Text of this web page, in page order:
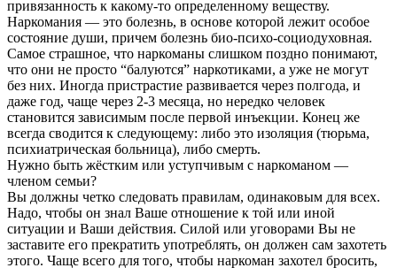
привязанность к какому-то определенному веществу.
Наркомания — это болезнь, в основе которой лежит особое
состояние души, причем болезнь био-психо-социодуховная.
Самое страшное, что наркоманы слишком поздно понимают,
что они не просто “балуются” наркотиками, а уже не могут
без них. Иногда пристрастие развивается через полгода, и
даже год, чаще через 2-3 месяца, но нередко человек
становится зависимым после первой инъекции. Конец же
всегда сводится к следующему: либо это изоляция (тюрьма,
психиатрическая больница), либо смерть.
Нужно быть жёстким или уступчивым с наркоманом —
членом семьи?
Вы должны четко следовать правилам, одинаковым для всех.
Надо, чтобы он знал Ваше отношение к той или иной
ситуации и Ваши действия. Силой или уговорами Вы не
заставите его прекратить употреблять, он должен сам захотеть
этого. Чаще всего для того, чтобы наркоман захотел бросить,